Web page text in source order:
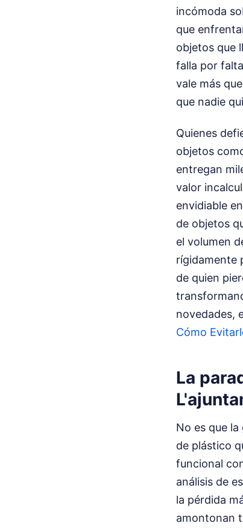
incómoda
que
objetos que
falla por
vale más
que nadie
Quienes
objetos
entregan
valor
envidiable
de objetos
el volumen
rígidamente
de quien
novedades,
Cómo
La
No es que
de plástico
funcional
análisis de
la pérdida
amontonan